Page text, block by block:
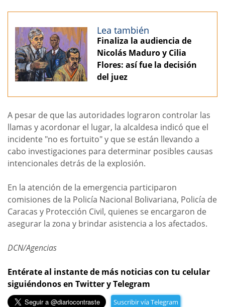
Lea también
Finaliza la audiencia de
Nicolás Maduro y Cilia
Flores: así fue la decisión
del juez
A pesar de que las autoridades lograron controlar las
llamas y acordonar el lugar, la alcaldesa indicó que el
incidente "no es fortuito" y que se están llevando a
cabo investigaciones para determinar posibles causas
intencionales detrás de la explosión.
En la atención de la emergencia participaron
comisiones de la Policía Nacional Bolivariana, Policía de
Caracas y Protección Civil, quienes se encargaron de
asegurar la zona y brindar asistencia a los afectados.
DCN/Agencias
Entérate al instante de más noticias con tu celular
siguiéndonos en Twitter y Telegram
Suscribir vía Telegram